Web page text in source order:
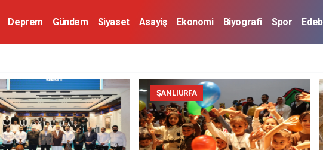
Deprem Gündem Siyaset Asayiş Ekonomi Biyografi Spor
ŞANLIURFA